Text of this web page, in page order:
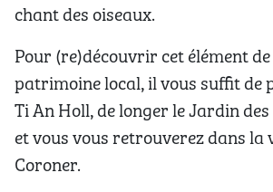
chant des oiseaux.
Pour (re)découvrir cet élément
patrimoine local, il vous suffit de
Ti An Holl, de longer le Jardin
et vous vous retrouverez dans la
Coroner.